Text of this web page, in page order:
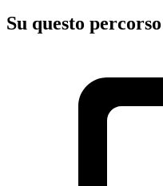
Su questo percorso